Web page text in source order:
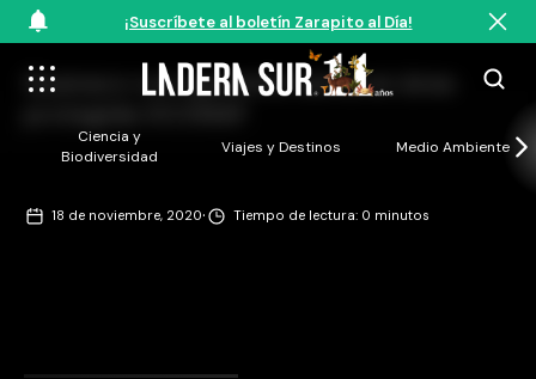
¡Suscríbete al boletín Zarapito al Día!
Ciencia y
Biodiversidad
Viajes y Destinos Medio Ambiente
Guanaco con aparente sarna en área
18 de noviembre, 2020· Tiempo de lectura: 0 minutos